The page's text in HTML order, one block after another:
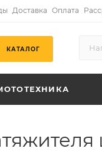
Доставка Оплата
КАТАЛОГ